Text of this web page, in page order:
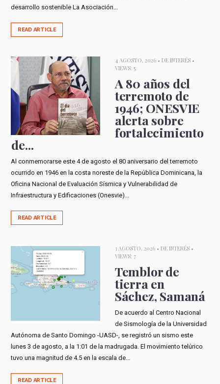
desarrollo sostenible La Asociación...
READ ARTICLE
4 AGOSTO, 2026 • DE INTERÉS•
VIEWS: 5
A 80 años del
terremoto de
1946; ONESVIE
alerta sobre
fortalecimiento
de...
Al conmemorarse este 4 de agosto el 80 aniversario del terremoto
ocurrido en 1946 en la costa noreste de la República Dominicana, la
Oficina Nacional de Evaluación Sísmica y Vulnerabilidad de
Infraestructura y Edificaciones (Onesvie)...
READ ARTICLE
3 AGOSTO, 2026 • DE INTERÉS•
VIEWS: 7
Temblor de
tierra en
Sáchez, Samaná
De acuerdo al Centro Nacional
de Sismología de la Universidad
Autónoma de Santo Domingo -UASD-, se registró un sismo este
lunes 3 de agosto, a la 1:01 de la madrugada. El movimiento telúrico
tuvo una magnitud de 4.5 en la escala de...
READ ARTICLE